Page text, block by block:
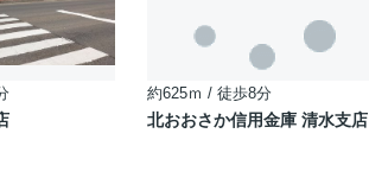
約625ｍ / 徒歩8分
北おおさか信用金庫 清水支店